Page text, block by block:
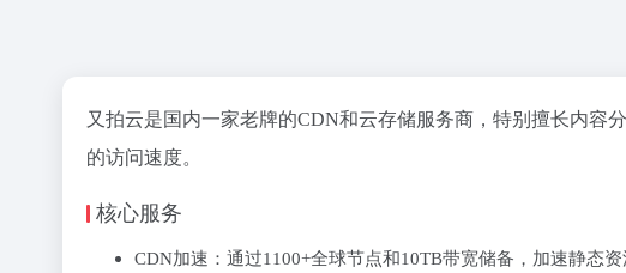
又拍云是国内一家老牌的CDN和云存储服务商，特别擅长内容
的访问速度。
核心服务
‌CDN加速‌：通过1100+全球节点和10TB带宽储备，加速静态